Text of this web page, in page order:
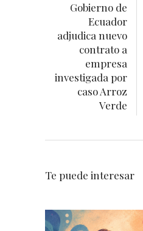
Gobierno de
Ecuador
adjudica nuevo
contrato a
empresa
investigada por
caso Arroz
Verde
Te puede interesar